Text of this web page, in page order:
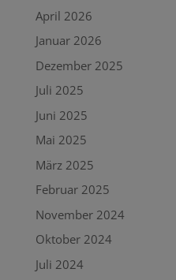
April 2026
Januar 2026
Dezember 2025
Juli 2025
Juni 2025
Mai 2025
März 2025
Februar 2025
November 2024
Oktober 2024
Juli 2024